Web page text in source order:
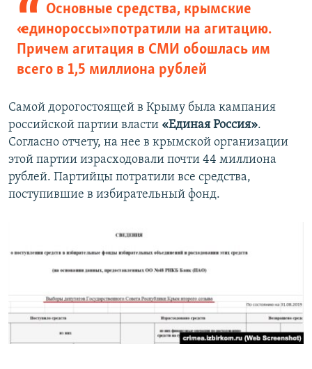
Основные средства, крымские
«единороссы» потратили на агитацию.
Причем агитация в СМИ обошлась им
всего в 1,5 миллиона рублей
Самой дорогостоящей в Крыму была кампания
российской партии власти «Единая Россия».
Согласно отчету, на нее в крымской организации
этой партии израсходовали почти 44 миллиона
рублей. Партийцы потратили все средства,
поступившие в избирательный фонд.